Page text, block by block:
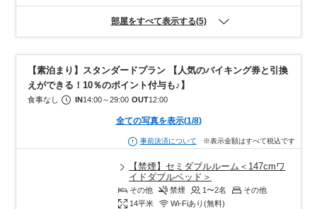
部屋をすべて表示する(5)
【素泊まり】スタンダードプラン 【人気のバイキング券と引換
えができる！10％のポイント付与も♪】
食事なし IN 14:00～29:00 OUT12:00
全ての写真を表示(1/8)
事前決済について ※表示金額はすべて税込です
【禁煙】セミダブルルーム＜147cmワ
イドダブルベッド＞
その他 禁煙 1〜2名
その他
14平米 Wi-Fiあり(無料)